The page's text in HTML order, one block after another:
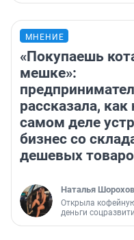
МНЕНИЕ
«Покупаешь
мешке»:
рассказала, как
самом деле
бизнес со
дешевых
Наталья
Открыла
деньги